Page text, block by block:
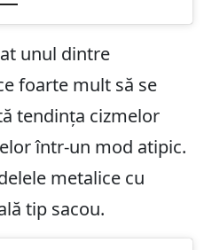
unul dintre
foarte mult să se
tendința cizmelor
într-un mod atipic.
metalice cu
tip sacou.